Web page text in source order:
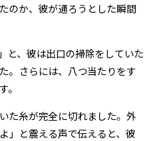
のか、彼が通ろうとした瞬間
と、彼は出口の掃除をしていた
。さらには、八つ当たりをす
。
た糸が完全に切れました。外
」と震える声で伝えると、彼